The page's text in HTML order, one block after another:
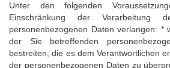
Unter den folgenden
Einschränkung der Verarbeitung
personenbezogenen Daten verlangen: *
der Sie betreffenden
bestreiten, die es dem Verantwortlichen
der personenbezogenen Daten zu